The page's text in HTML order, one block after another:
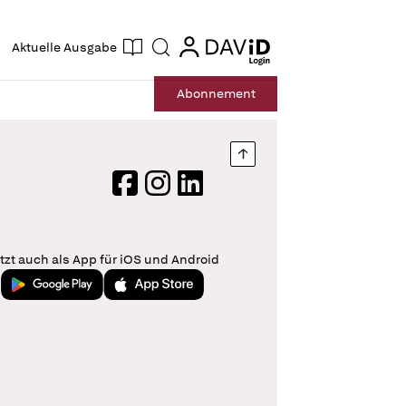
Aktuelle Ausgabe Suche login
login
Abonnement
Nach oben springen
FacebookInstagram
LinkedIn
auch als App für iOS und Android
Jetzt bei Google PlayLaden im App Store